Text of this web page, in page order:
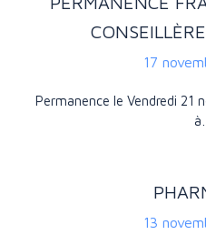
17
Permanence le Vendredi 21
à…
13